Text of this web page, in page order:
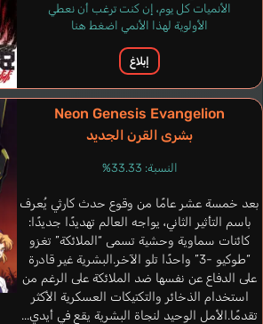
Rudd Matthew
Brusamonti
Matteo
إيطالي
Borgerth
Eduardo
برتغالي
Komatsu Mikako
الأنميات كل يوم، إن كنت ترغب أن نعطي
الأولوية لهذا الأنمي اضغط هنا
إبلاغ
Neon Genesis Evangelion
بشرى القرن الجديد
النسبة: 33.33%
بعد خمسة عشر عامًا من وقوع حدث كارثي يُعرف
باسم التأثير الثاني، يواجه العالم تهديدًا جديدًا:
كائنات سماوية وحشية تسمى “الملائكة” تغزو
“طوكيو -3” واحدًا تلو الآخر.البشرية غير قادرة
على الدفاع عن نفسها ضد الملائكة على الرغم من
استخدام الذخائر والتكتيكات العسكرية الأكثر
تقدمًا.الأمل الوحيد لنجاة البشرية يقع في أيدي...